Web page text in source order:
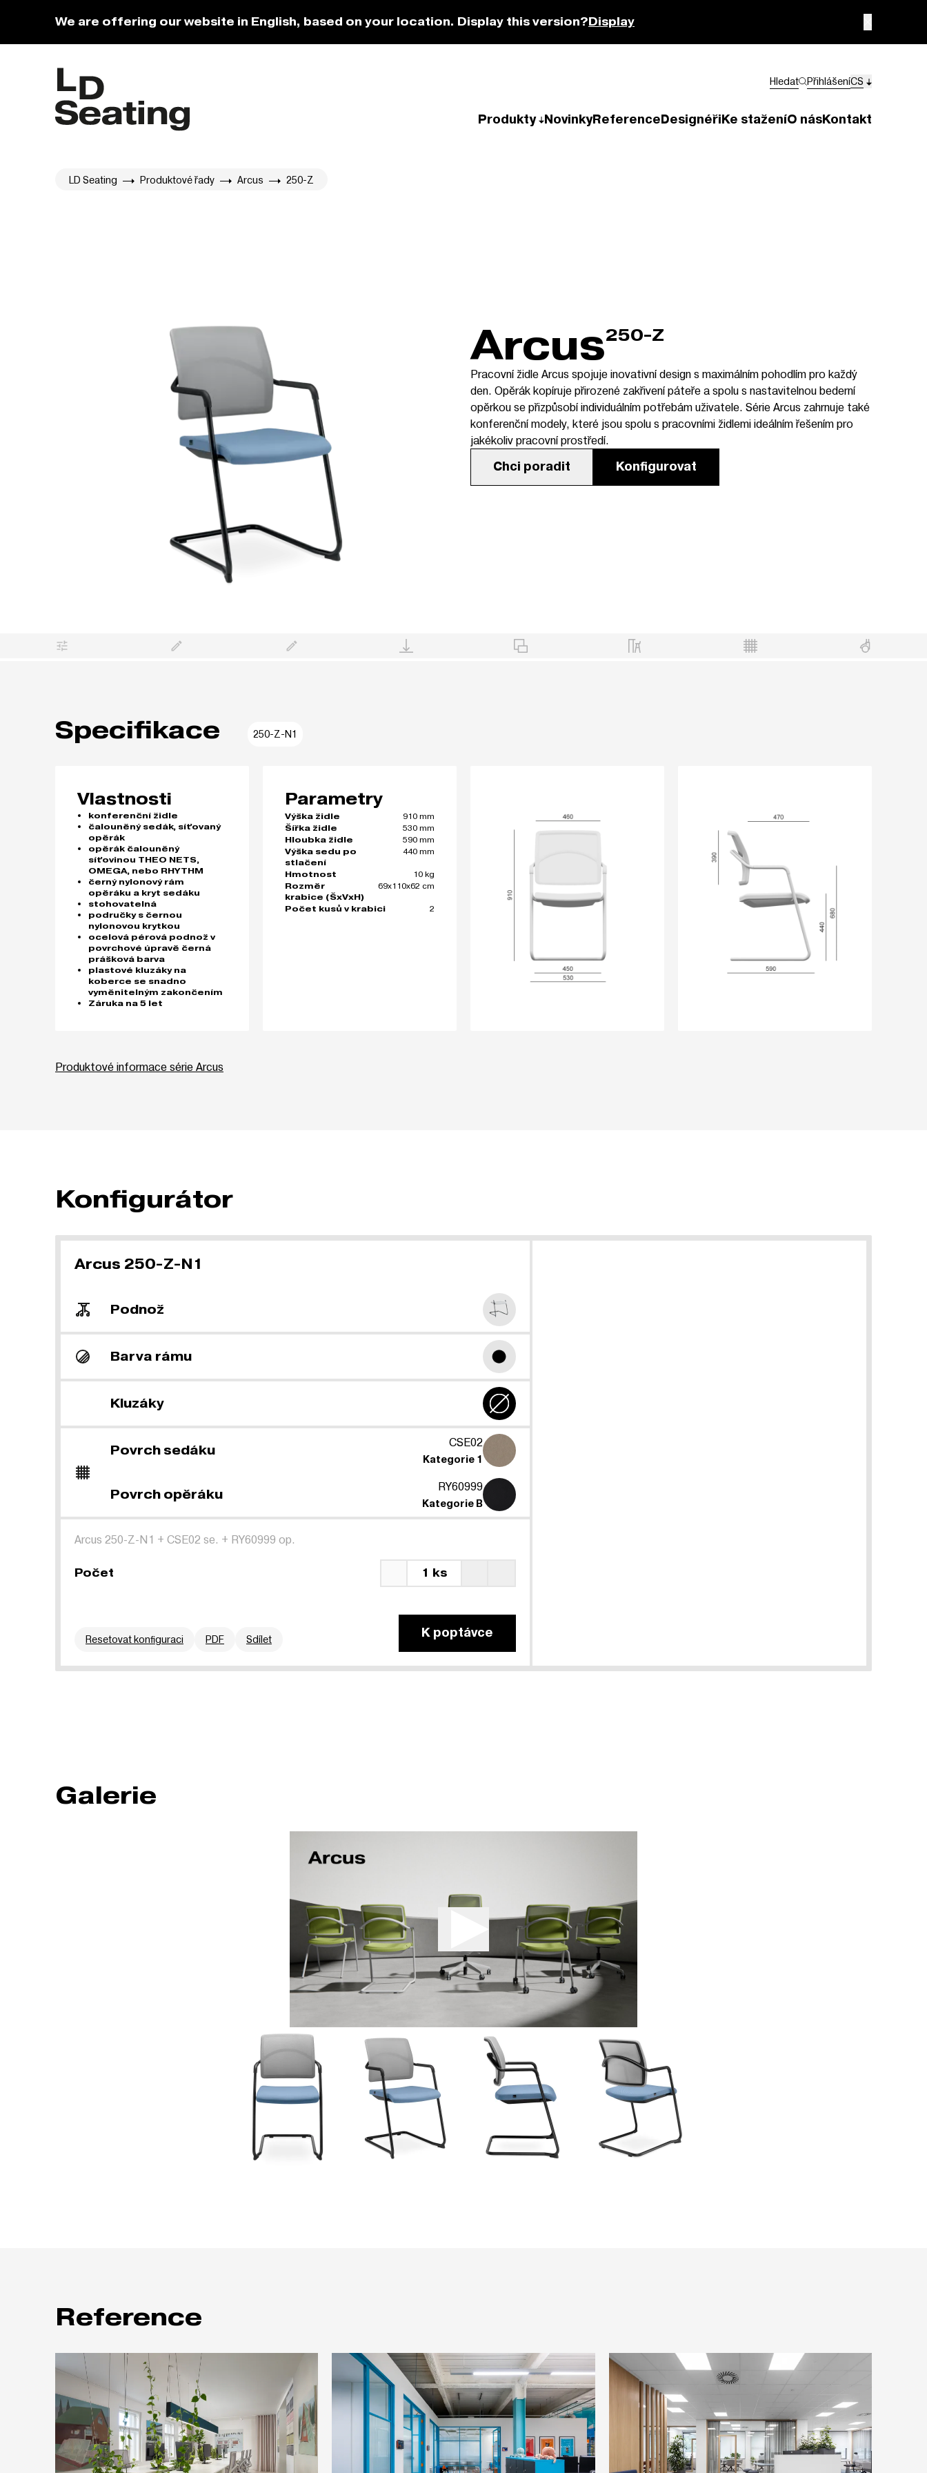
We are offering our website in English, based on your location. Display this version?Display
Hledat PřihlášeníCS
Produkty NovinkyReferenceDesignéřiKe staženíO násKontakt
LD Seating Produktové řady Arcus 250-Z
Arcus250-Z
Pracovní židle Arcus spojuje inovativní design s maximálním pohodlím pro každý
den. Opěrák kopíruje přirozené zakřivení páteře a spolu s nastavitelnou bederní
opěrkou se přizpůsobí individuálním potřebám uživatele. Série Arcus zahrnuje také
konferenční modely, které jsou spolu s pracovními židlemi ideálním řešením pro
jakékoliv pracovní prostředí.
Chci poradit Konfigurovat
Specifikace 250-Z-N1
Vlastnosti
konferenční židle
čalouněný sedák, síťovaný
opěrák
opěrák čalouněný
síťovinou THEO NETS,
OMEGA, nebo RHYTHM
černý nylonový rám
opěráku a kryt sedáku
stohovatelná
područky s černou
nylonovou krytkou
ocelová pérová podnož v
povrchové úpravě černá
prášková barva
plastové kluzáky na
koberce se snadno
vyměnitelným zakončením
Záruka na 5 let
Parametry
Výška židle
910 mm
Šířka židle
530 mm
Hloubka židle
590 mm
Výška sedu po
stlačení
440 mm
Hmotnost
10 kg
Rozměr
krabice (ŠxVxH)
69x110x62 cm
Počet kusů v krabici 2
Produktové informace série Arcus
Konfigurátor
Arcus 250-Z-N1
Podnož
Barva rámu
Kluzáky
Povrch sedáku
CSE02
Kategorie 1
Povrch opěráku
RY60999
Kategorie B
Arcus 250-Z-N1 + CSE02 se. + RY60999 op.
Počet 1 ks
Resetovat konfiguraci PDF Sdílet K poptávce
Galerie
Reference